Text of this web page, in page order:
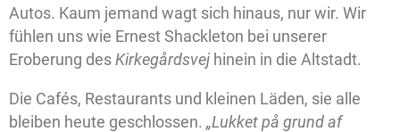
Autos. Kaum jemand wagt sich hinaus, nur wir. Wir
fühlen uns wie Ernest Shackleton bei unserer
Eroberung desKirkegårdsvej hinein in die Altstadt.
Die Cafés, Restaurants und kleinen Läden, sie alle
bleiben heute geschlossen. „Lukket på grund af